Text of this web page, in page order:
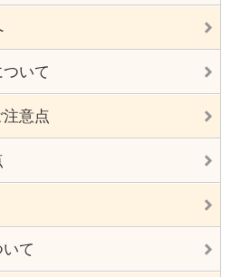
いて
意点
て